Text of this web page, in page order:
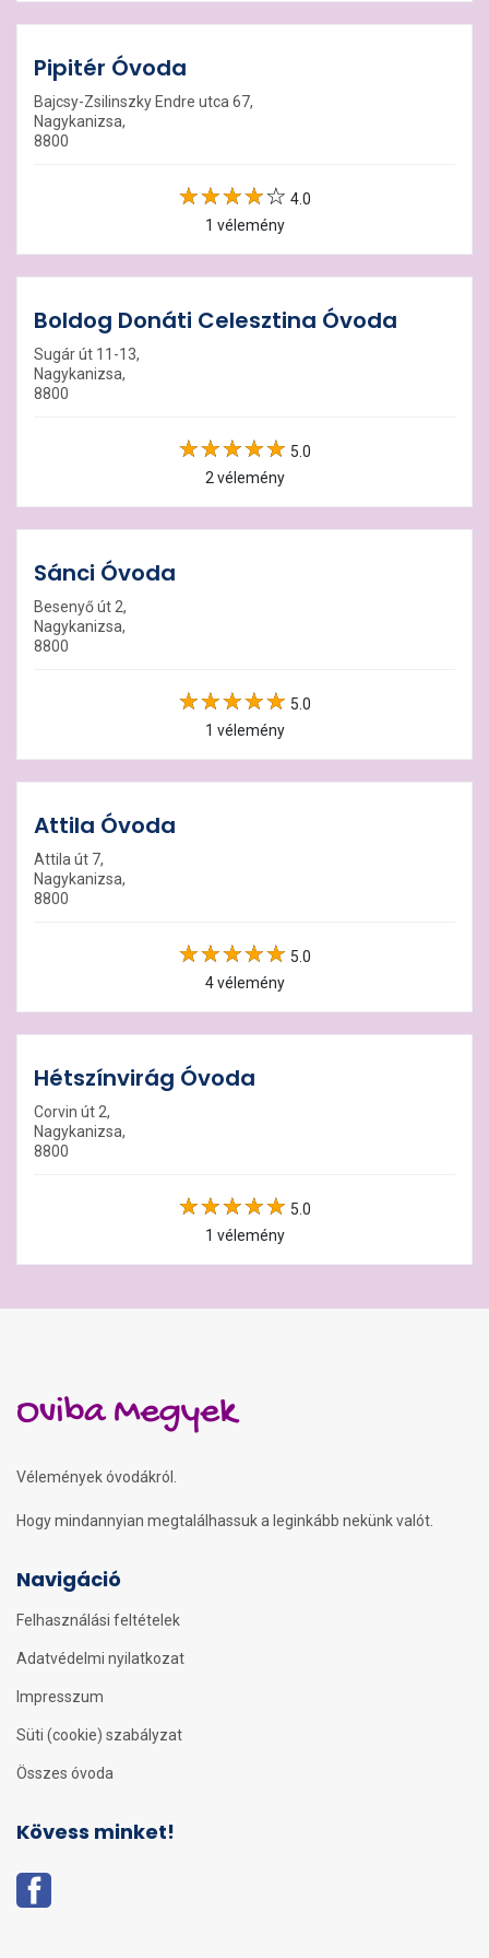
Pipitér Óvoda
Bajcsy-Zsilinszky Endre utca 67,
Nagykanizsa,
8800
4.0
1 vélemény
Boldog Donáti Celesztina Óvoda
Sugár út 11-13,
Nagykanizsa,
8800
5.0
2 vélemény
Sánci Óvoda
Besenyő út 2,
Nagykanizsa,
8800
5.0
1 vélemény
Attila Óvoda
Attila út 7,
Nagykanizsa,
8800
5.0
4 vélemény
Hétszínvirág Óvoda
Corvin út 2,
Nagykanizsa,
8800
5.0
1 vélemény
Oviba Megyek
Vélemények óvodákról.
Hogy mindannyian megtalálhassuk a leginkább nekünk valót.
Navigáció
Felhasználási feltételek
Adatvédelmi nyilatkozat
Impresszum
Süti (cookie) szabályzat
Összes óvoda
Kövess minket!